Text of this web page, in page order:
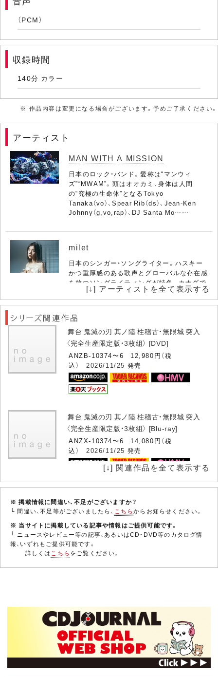
（PCM）
収録時間
140分 カラー
※ 作品内容は変更になる場合がございます。予めご了承ください。
アーティスト
MAN WITH A MISSION
日本のロック・バンド。愛称は“マンウィ
ズ”“MWAM”。頭はオオカミ、身体は人間
の“究極の生命体”となるTokyo
Tanaka（vo）、Spear Rib（ds）、Jean-Ken
Johnny（g,vo,rap）、DJ Santa Mo……
milet
日本のシンガー・ソングライター。ハスキー
かつ重厚感のある歌声とグローバルな存在感
を放つソングライティングが特色。カナダで
過ごした後、東京都内に在住。2018年より本
格的な音楽活動をスタート。ドラマ『スキャ
中川奈美
4月4日生まれ、愛媛県宇和島市出身の歌手
／声優／俳優／ナレーター。3歳からピア
ノを始め、小学生の時より合唱部と宇和島
少年少女合唱団に入団。母の影響で民謡を
亜細亜大学を卒業。ネットゲームの主題歌
の歌唱を機……
浪川大輔
4月2日生まれ、東京都出身の声優。1985年か
ら子役、声優として活躍。アニメから洋画の
ウォーズ』シリーズのアナキン・スカイウォ
ーカー役、『機動戦士ガンダムUC』リディ・マ
ーセナス役、『ルパン三世 東……
小西克幸
Ω』『東京喰種トーキョーグール』『監獄学
園』『イナズマイレブンGO』な……
鬼頭明里
[↓] アーティストを全て表示する
舞台 鬼滅の刃 其ノ陸 柱稽古・無限城 突入
〈完全生産限定版・3枚組〉 [DVD]
ANZB-10374〜6 12,980円（税
込） 2026/11/25 発売
舞台 鬼滅の刃 其ノ陸 柱稽古・無限城 突入
〈完全生産限定版・3枚組〉 [Blu-ray]
ANZX-10374〜6 14,080円（税
込） 2026/11/25 発売
劇場版 鬼滅の刃 無限城編 第一章 猗窩座再
来 [DVD]
ANSB-18501 4,400円（税
込）2026/07/29発売
の手により鬼の根城「無限城」へと落…
劇場版 鬼滅の刃 無限城編 第一章 猗窩座再
来 [Blu-ray]
ANSX-18501 4,950円（税
込）2026/07/29発売
[↓] 関連作品を全て表示する
※ 掲載情報に間違い、不足がございますか？
└ 間違い、不足等がございましたら、 こちらからお知らせください。
※ 当サイトに掲載している記事や情報はご提供可能です。
└ ニュースやレビュー等の記事、あるいはCD・DVD等のカタログ情
報、いずれもご提供可能です。
詳しくはこちら をご覧ください。